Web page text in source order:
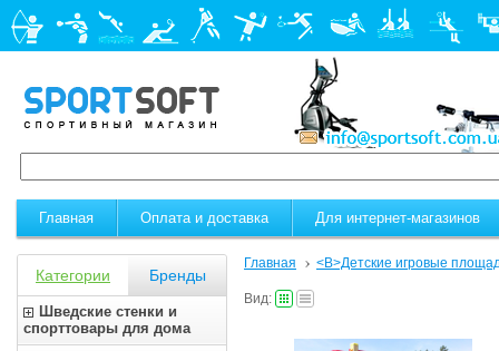
Главная Оплата и доставка Для интернет-магазинов
Категории Бренды
Шведские стенки и
спорттовары для дома
Главная <B>Детские игровые
Вид: